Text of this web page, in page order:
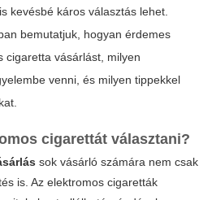
kevésbé káros választás lehet.
bemutatjuk, hogyan érdemes
cigaretta vásárlást, milyen
venni, és milyen tippekkel
cigarettát választani?
sok vásárló számára nem csak
is. Az elektromos cigaretták